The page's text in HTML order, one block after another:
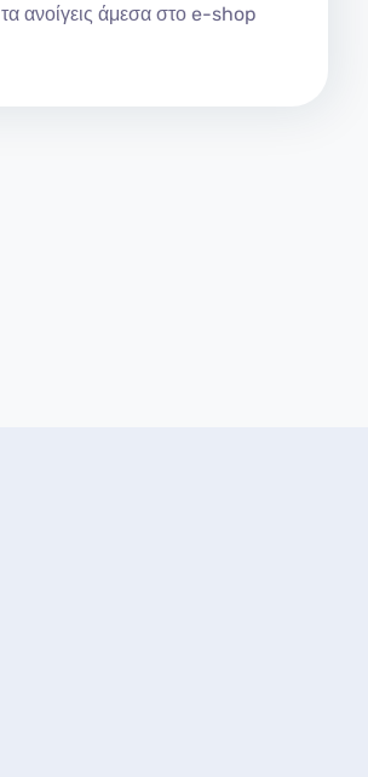
τα ανοίγεις άμεσα στο e-shop